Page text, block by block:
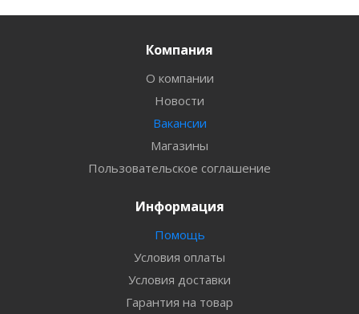
Компания
О компании
Новости
Вакансии
Магазины
Пользовательское соглашение
Информация
Помощь
Условия оплаты
Условия доставки
Гарантия на товар